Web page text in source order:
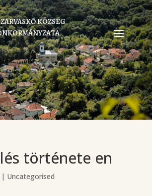
KÖZSÉG
története en
| Uncategorised